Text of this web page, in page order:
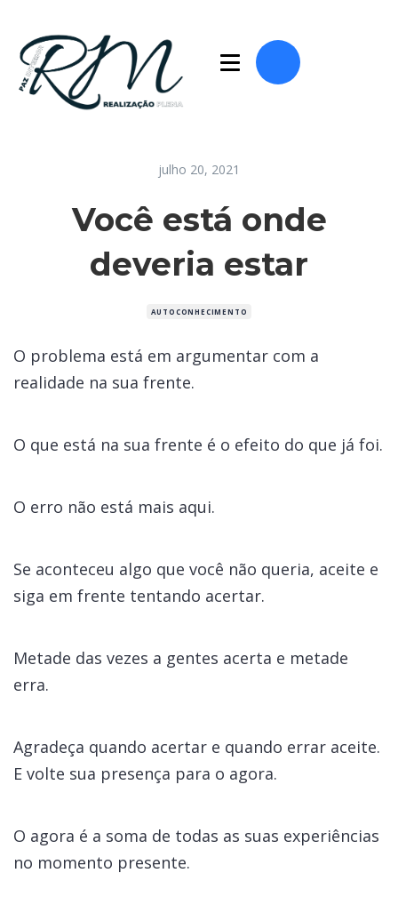
julho 20, 2021
Você está onde
deveria estar
AUTOCONHECIMENTO
O problema está em argumentar com a
realidade na sua frente.
O que está na sua frente é o efeito do que já foi.
O erro não está mais aqui.
Se aconteceu algo que você não queria, aceite e
siga em frente tentando acertar.
Metade das vezes a gentes acerta e metade
erra.
Agradeça quando acertar e quando errar aceite.
E volte sua presença para o agora.
O agora é a soma de todas as suas experiências
no momento presente.